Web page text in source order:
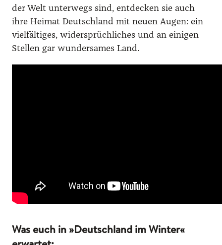
der Welt unter­wegs sind, ent­de­cken sie auch
ihre Hei­mat Deutsch­land mit neu­en Augen: ein
viel­fäl­ti­ges, wider­sprüch­li­ches und an eini­gen
Stel­len gar wun­der­sa­mes Land.
Was euch in »Deutschland im Winter«